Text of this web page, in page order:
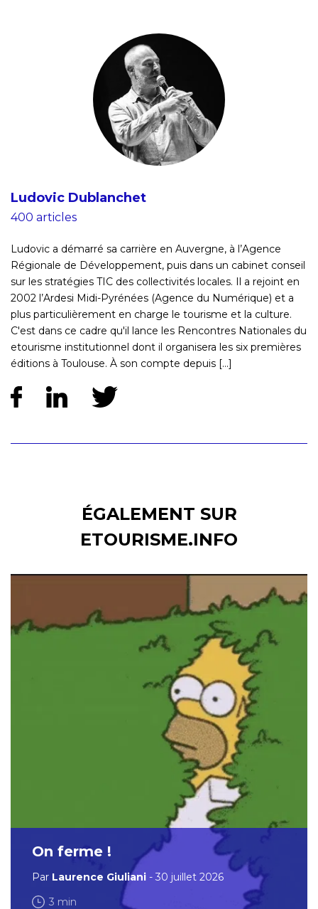
Ludovic Dublanchet
400 articles
Ludovic a démarré sa carrière en Auvergne, à l’Agence
Régionale de Développement, puis dans un cabinet conseil
sur les stratégies TIC des collectivités locales. Il a rejoint en
2002 l’Ardesi Midi-Pyrénées (Agence du Numérique) et a
plus particulièrement en charge le tourisme et la culture.
C'est dans ce cadre qu'il lance les Rencontres Nationales du
etourisme institutionnel dont il organisera les six premières
éditions à Toulouse. À son compte depuis [...]
ÉGALEMENT SUR
ETOURISME.INFO
On ferme !
Par Laurence Giuliani - 30 juillet 2026
3 min